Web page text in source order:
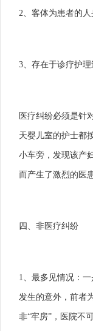
2、客体为患者的人
3、存在于诊疗护理
医疗纠纷必须是针
天婴儿室的护士都
小车旁，发现该产
而产生了激烈的医
四、非医疗纠纷
1、最多见情况：
发生的意外，前者
非“牢房”，医院不